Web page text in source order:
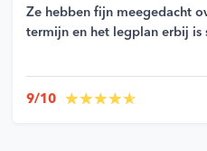
Ze hebben fijn meegedacht
termijn en het legplan erbij is
9/10